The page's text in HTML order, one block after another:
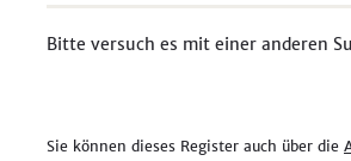
Bitte versuch es mit einer anderen
Sie können dieses Register auch über die